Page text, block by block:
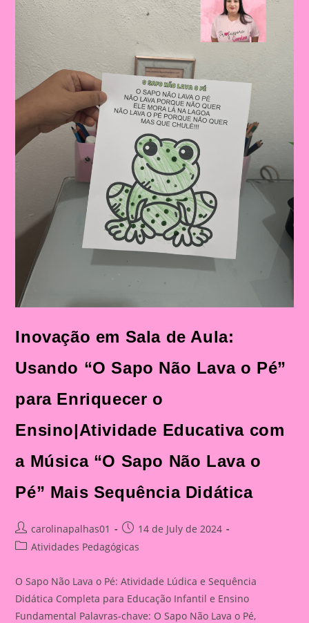
Pé”
Para
Crianças|Atividade
Educativa
Música
“O
Sapo
Não
Lava
Sequência
Didática
Inovação em Sala de Aula:
Usando “O Sapo Não Lava o Pé”
para Enriquecer o
Ensino|Atividade Educativa com
a Música “O Sapo Não Lava o
Pé” Mais Sequência Didática
Post
author:
carolinapalhas01
Post
published:
14 de July de 2024
PostAtividades Pedagógicas
O Sapo Não Lava o Pé: Atividade Lúdica e Sequência
Didática Completa para Educação Infantil e Ensino
Fundamental Palavras-chave: O Sapo Não Lava o Pé,